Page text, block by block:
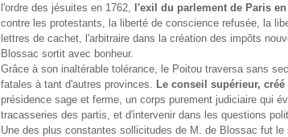
l'ordre des jésuites en 1762, l'exil du parlement de Paris en
contre les protestants, la liberté de conscience refusée, la
lettres de cachet, l'arbitraire dans la création des impôts
Blossac sortit avec bonheur.
Grâce à son inaltérable tolérance, le Poitou traversa sans
fatales à tant d'autres provinces. Le conseil supérieur,
présidence sage et ferme, un corps purement judiciaire qui
tracasseries des partis, et d'intervenir dans les questions
Une des plus constantes sollicitudes de M. de Blossac fut